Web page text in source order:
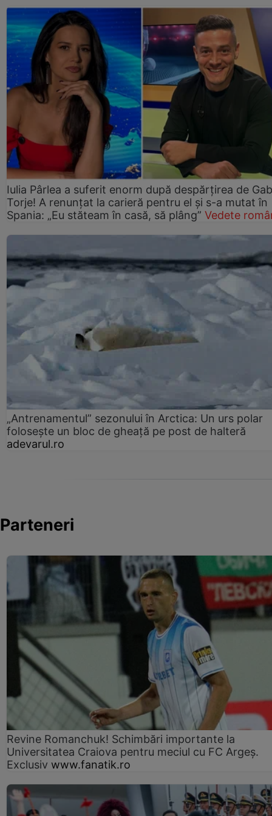
Iulia Pârlea a suferit enorm după despărțirea de
Torje! A renunțat la carieră pentru el și s-a mutat în
Spania: „Eu stăteam în casă, să plâng” Vedete
„Antrenamentul” sezonului în Arctica: Un urs polar
folosește un bloc de gheață pe post de halteră
adevarul.ro
Parteneri
Revine Romanchuk! Schimbări importante la
Universitatea Craiova pentru meciul cu FC Argeş.
Exclusiv www.fanatik.ro